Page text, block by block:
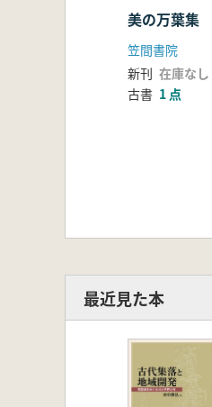
美の万葉集
笠間書院
新刊 在庫なし
古書 1 点
最近見た本